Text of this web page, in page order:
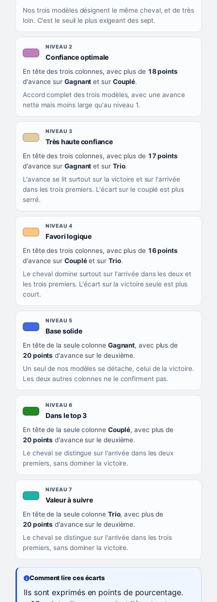
Nos trois modèles désignent le même cheval, et de très
loin. C'est le seuil le plus exigeant des sept.
NIVEAU 2
Confiance optimale, couleur mauve
En tête des trois colonnes, avec plus de 18 points
d'avance sur Gagnant et sur Couplé.
Accord complet des trois modèles, avec une avance
nette mais moins large qu'au niveau 1.
NIVEAU 3
Très haute confiance, couleur beige
En tête des trois colonnes, avec plus de 17 points
d'avance sur Gagnant et sur Trio.
L'avance se lit surtout sur la victoire et sur l'arrivée
dans les trois premiers. L'écart sur le couplé est plus
serré.
NIVEAU 4
Favori logique, couleur orange clair
En tête des trois colonnes, avec plus de 16 points
d'avance sur Coupléet sur Trio.
Le cheval domine surtout sur l'arrivée dans les deux et
les trois premiers. L'écart sur la victoire seule est plus
court.
NIVEAU 5
Base solide, couleur bleu roi
En tête de la seule colonne Gagnant, avec plus de
20 points d'avance sur le deuxième.
Un seul de nos modèles se détache, celui de la victoire.
Les deux autres colonnes ne le confirment pas.
NIVEAU 6
Dans le top 3, couleur verte
En tête de la seule colonne Couplé, avec plus de
20 points d'avance sur le deuxième.
Le cheval se distingue sur l'arrivée dans les deux
premiers, sans dominer la victoire.
NIVEAU 7
Valeur à suivre, couleur turquoise
En tête de la seule colonne Trio, avec plus de
20 points d'avance sur le deuxième.
Le cheval se distingue sur l'arrivée dans les trois
premiers, sans dominer la victoire.
Comment lire ces écarts
Ils sont exprimés en points de pourcentage.